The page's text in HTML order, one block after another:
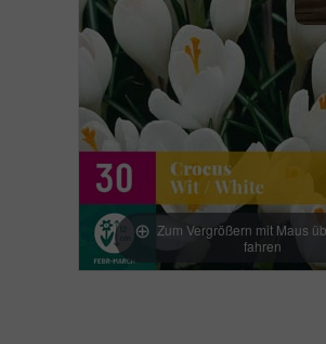
Zum Vergrößern mit Maus
fahren